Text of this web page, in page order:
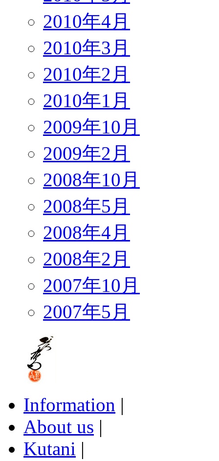
2010年4月
2010年3月
2010年2月
2010年1月
2009年10月
2009年2月
2008年10月
2008年5月
2008年4月
2008年2月
2007年10月
2007年5月
Information |
About us |
Kutani |